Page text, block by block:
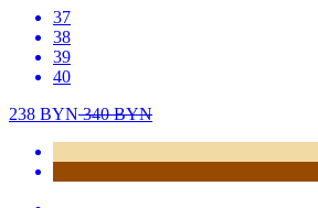
37
38
39
40
238 BYN340BYN